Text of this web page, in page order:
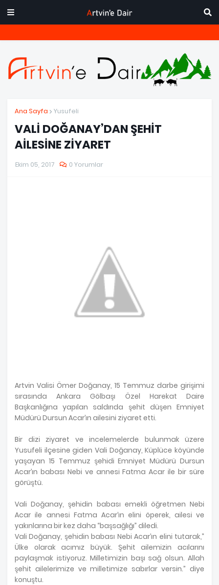
Ana Sayfa Yusufeli
VALİ DOĞANAY’DAN ŞEHİT
AİLESİNE ZİYARET
Ekim 05, 2017 0 Yorumlar
Artvin Valisi Ömer Doğanay, 15 Temmuz darbe girişimi
sırasında Ankara Gölbaşı Özel Harekat Daire
Başkanlığına yapılan saldırıda şehit düşen Emniyet
Müdürü Dursun Acar’ın ailesini ziyaret etti.
Bir dizi ziyaret ve incelemelerde bulunmak üzere
Yusufeli ilçesine giden Vali Doğanay, Küplüce köyünde
yaşayan 15 Temmuz şehidi Emniyet Müdürü Dursun
Acar’ın babası Nebi ve annesi Fatma Acar ile bir süre
görüştü.
Vali Doğanay, şehidin babası emekli öğretmen Nebi
Acar ile annesi Fatma Acar’ın elini öperek, ailesi ve
yakınlarına bir kez daha “başsağlığı” diledi.
Vali Doğanay, şehidin babası Nebi Acar’ın elini tutarak,”
Ülke olarak acımız büyük. Şehit ailemizin acılarını
paylaşmak istiyoruz. Milletimizin başı sağ olsun. Allah
şehit ailelerimize ve milletimize sabırlar versin.” diye
konuştu.